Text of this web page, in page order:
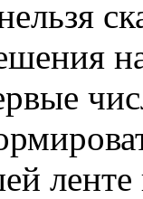
ленте